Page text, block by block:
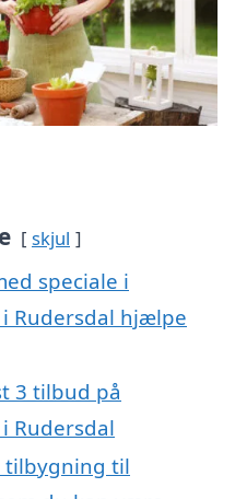
skjul
speciale i
Rudersdal hjælpe
3 tilbud på
Rudersdal
tilbygning til